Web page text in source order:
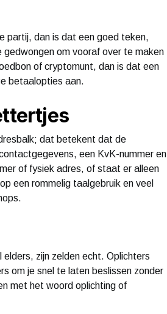
partij, dan is dat een goed teken,
om vooraf over te maken
of cryptomunt, dan is dat een
betaalopties aan.
dat betekent dat de
een KvK-nummer en
of fysiek adres, of staat er alleen
een rommelig taalgebruik en veel
zijn zelden echt. Oplichters
om je snel te laten beslissen zonder
met het woord oplichting of